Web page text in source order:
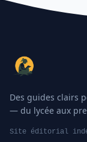
Des guides clairs
— du lycée aux
Site éditorial